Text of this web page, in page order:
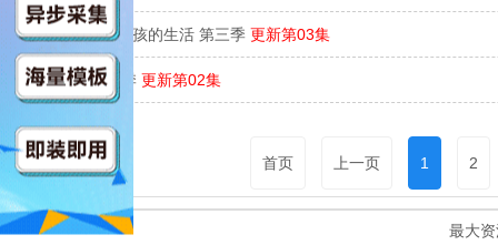
我与沃尔特家男孩的生活 第三季 更新第03集
方舟一号 第三季 更新第02集
首页 上一页 1 2
最大